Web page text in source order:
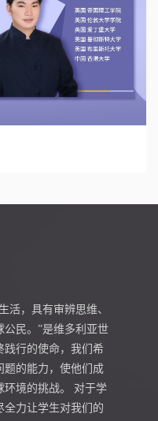
活，具有审辨思维、
公民。”是维多利亚世
践行的使命，我们希
题的能力，使他们成
环境的挑战。 对于学
全力让学生对我们的